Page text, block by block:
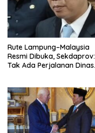
Rute Lampung–Malaysia
Resmi Dibuka, Sekdaprov:
Tak Ada Perjalanan Dinas